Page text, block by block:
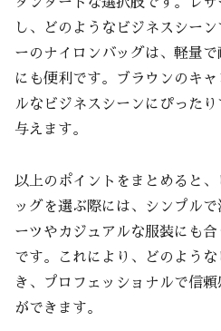
し、どのようなビジネスシー
ーのナイロンバッグは、軽量
にも便利です。ブラウンのキ
ルなビジネスシーンにぴった
与えます。
以上のポイントをまとめると
ッグを選ぶ際には、シンプル
ーツやカジュアルな服装にも
です。これにより、どのよう
き、プロフェッショナルで信
ができます。